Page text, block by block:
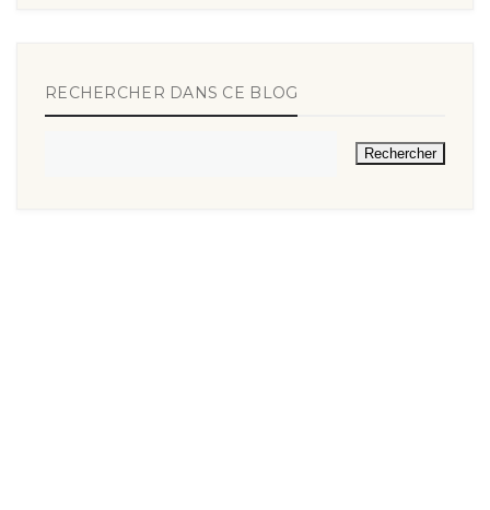
RECHERCHER DANS CE BLOG